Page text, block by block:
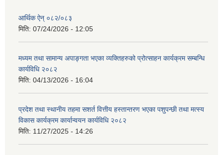
आर्थिक ऐन् ०८२/०८३
मिति: 07/24/2026 - 12:05
मध्यम तथा सामान्य अपाङ्गता भएका व्यक्तिहरुको प्रोत्साहन कार्यक्रम सम्बन्धि
कार्यविधि २०८२
मिति: 04/13/2026 - 16:04
प्रदेश तथा स्थानीय तहमा सशर्त वित्तीय हस्तान्तरण भएका पशुपन्छी तथा मत्स्य
विकास कार्यक्रम कार्यान्वयन कार्यविधि २०८२
मिति: 11/27/2025 - 14:26